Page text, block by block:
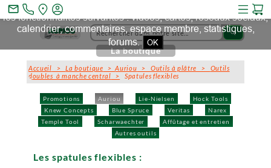
search
Promotions Auriou Lie-Nielsen
Hock Tools
Knew Concepts
Blue Spruce Veritas
Narex
Temple Tool
Scharwaechter
Affûtage et entretien
Autres outils
La boutique
Accueil >La boutique >Auriou >Outils à plâtre > Outils
doubles à manche central > Spatules flexibles
Les spatules flexibles :
mail_outline
Ce site et des sites tiers qu'il utilise collectent des cookies pour
les fonctionnalités suivantes : vidéos, cartes, réseaux sociaux,
calendrier, commentaires, espace membre, statistiques,
forums. OK